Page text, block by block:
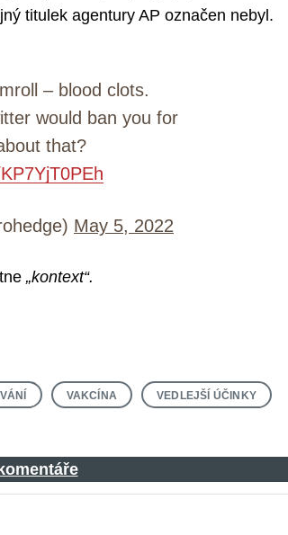
titulek agentury AP označen nebyl.
– blood clots.
would ban you for
that?
May 5, 2022
„kontext“.
VAKCÍNA VEDLEJŠÍ ÚČINKY